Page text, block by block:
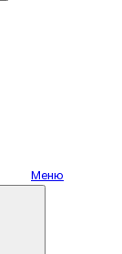
Меню